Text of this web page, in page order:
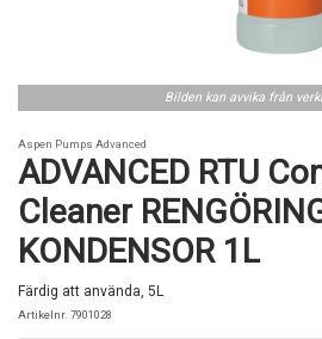
Bilden kan avvika från
Aspen Pumps Advanced
ADVANCED RTU
Cleaner
KONDENSOR 1L
Färdig att använda, 5L
Artikelnr. 7901028